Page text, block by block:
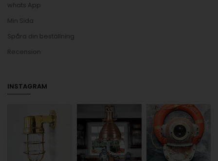
whats App
Min Sida
Spåra din beställning
Recension
INSTAGRAM